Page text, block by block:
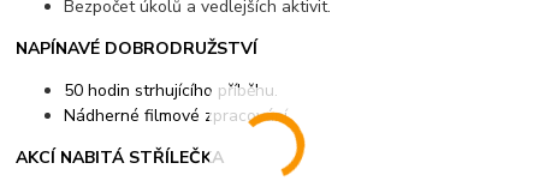
Bezpočet úkolů a vedlejších aktivit.
NAPÍNAVÉ DOBRODRUŽSTVÍ
50 hodin strhujícího příběhu.
Nádherné filmové zpracování.
AKCÍ NABITÁ STŘÍLEČKA